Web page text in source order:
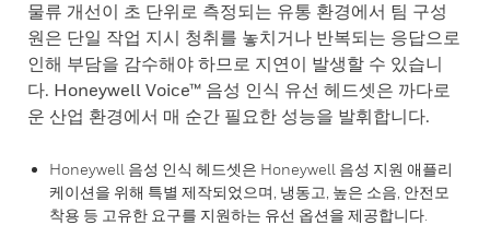
물류 개선이 초 단위로 측정되는 유통 환경에서 팀 구성
원은 단일 작업 지시 청취를 놓치거나 반복되는 응답으로
인해 부담을 감수해야 하므로 지연이 발생할 수 있습니
다. Honeywell Voice™ 음성 인식 유선 헤드셋은 까다로
운 산업 환경에서 매 순간 필요한 성능을 발휘합니다.
Honeywell 음성 인식 헤드셋은 Honeywell 음성 지원 애플리
케이션을 위해 특별 제작되었으며, 냉동고, 높은 소음, 안전모
착용 등 고유한 요구를 지원하는 유선 옵션을 제공합니다.